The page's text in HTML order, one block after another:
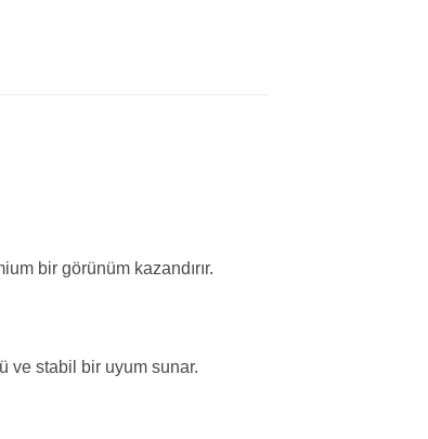
bir görünüm kazandırır.
ve stabil bir uyum sunar.